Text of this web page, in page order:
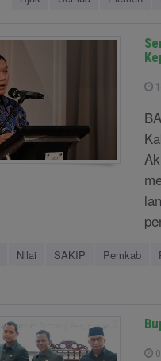
Nilai SAKIP Pemkab